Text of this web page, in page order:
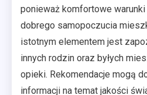
ponieważ komfortowe
dobrego samopoczucia
istotnym elementem jest
innych rodzin oraz byłych
opieki. Rekomendacje mogą
informacji na temat jakości